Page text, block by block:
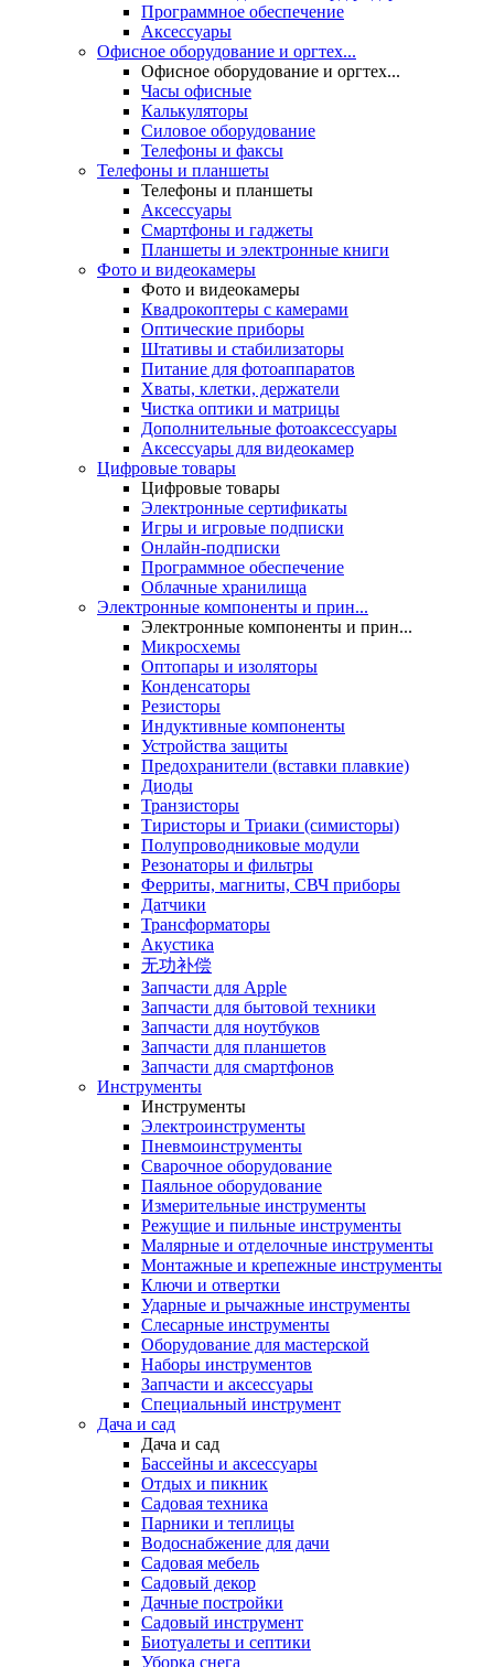
Программное обеспечение
Аксессуары
Офисное оборудование и оргтех...
Офисное оборудование и оргтех...
Часы офисные
Калькуляторы
Силовое оборудование
Телефоны и факсы
Телефоны и планшеты
Телефоны и планшеты
Аксессуары
Смартфоны и гаджеты
Планшеты и электронные книги
Фото и видеокамеры
Фото и видеокамеры
Квадрокоптеры с камерами
Оптические приборы
Штативы и стабилизаторы
Питание для фотоаппаратов
Хваты, клетки, держатели
Чистка оптики и матрицы
Дополнительные фотоаксессуары
Аксессуары для видеокамер
Цифровые товары
Цифровые товары
Электронные сертификаты
Игры и игровые подписки
Онлайн-подписки
Программное обеспечение
Облачные хранилища
Электронные компоненты и прин...
Электронные компоненты и прин...
Микросхемы
Оптопары и изоляторы
Конденсаторы
Резисторы
Индуктивные компоненты
Устройства защиты
Предохранители (вставки плавкие)
Диоды
Транзисторы
Тиристоры и Триаки (симисторы)
Полупроводниковые модули
Резонаторы и фильтры
Ферриты, магниты, СВЧ приборы
Датчики
Трансформаторы
Акустика
无功补偿
Запчасти для Apple
Запчасти для бытовой техники
Запчасти для ноутбуков
Запчасти для планшетов
Запчасти для смартфонов
Инструменты
Инструменты
Электроинструменты
Пневмоинструменты
Сварочное оборудование
Паяльное оборудование
Измерительные инструменты
Режущие и пильные инструменты
Малярные и отделочные инструменты
Монтажные и крепежные инструменты
Ключи и отвертки
Ударные и рычажные инструменты
Слесарные инструменты
Оборудование для мастерской
Наборы инструментов
Запчасти и аксессуары
Специальный инструмент
Дача и сад
Дача и сад
Бассейны и аксессуары
Отдых и пикник
Садовая техника
Парники и теплицы
Водоснабжение для дачи
Садовая мебель
Садовый декор
Дачные постройки
Садовый инструмент
Биотуалеты и септики
Уборка снега